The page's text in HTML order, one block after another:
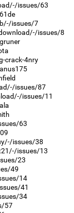
issues/63
issues/7
issues/8
crack-4nry
issues/87
issues/11
63
issues/38
issues/13
23
49
14
41
34
57